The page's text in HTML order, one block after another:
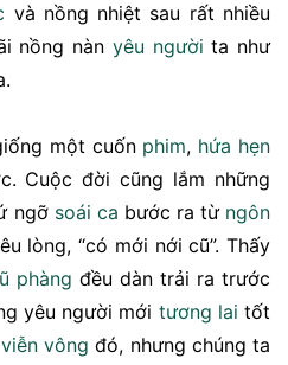
và nồng nhiệt sau rất nhiều
nồng nàn yêu người ta như
một cuốn phim, hứa hẹn
Cuộc đời cũng lắm những
ngỡ soái ca bước ra từ ngôn
lòng, “có mới nới cũ”. Thấy
phàng đều dàn trải ra trước
yêu người mới tương lai tốt
viễn vông đó, nhưng chúng ta